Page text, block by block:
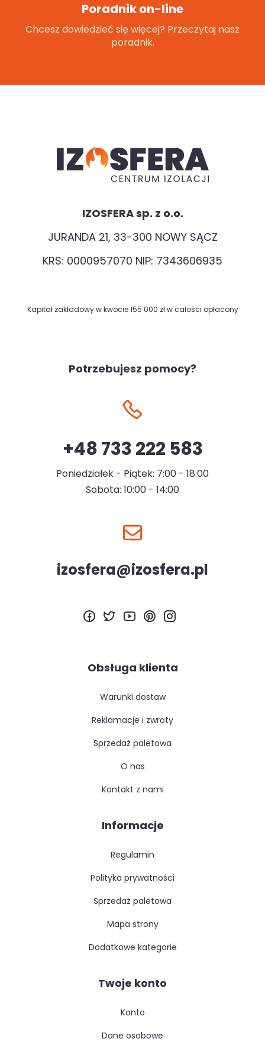
Poradnik on-line
Chcesz dowiedzieć się więcej? Przeczytaj nasz
poradnik.
IZOSFERA sp. z o.o.
JURANDA 21, 33-300 NOWY SĄCZ
KRS: 0000957070 NIP: 7343606935
Kapitał zakładowy w kwocie 155 000 zł w całości opłacony
Potrzebujesz pomocy?
+48 733 222 583
Poniedziałek - Piątek: 7:00 - 18:00
Sobota: 10:00 - 14:00
izosfera@izosfera.pl
Obsługa klienta
warunki dostaw
reklamacje i zwroty
sprzedaż paletowa
o nas
kontakt z nami
Informacje
regulamin
polityka prywatności
sprzedaż paletowa
mapa strony
dodatkowe kategorie
Twoje konto
konto
dane osobowe